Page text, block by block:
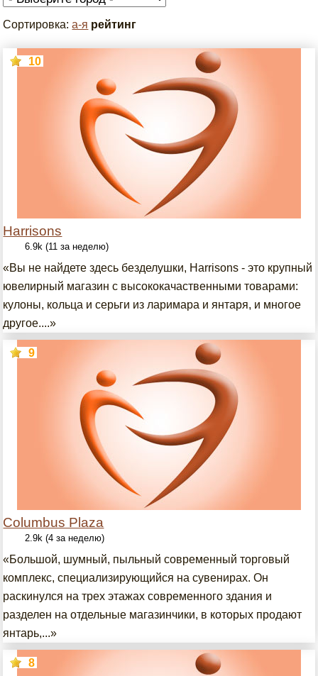
Сортировка:а-я рейтинг
Harrisons
10
6.9k (11 за неделю)
«Вы не найдете здесь безделушки, Harrisons - это крупный
ювелирный магазин с высококачаственными товарами:
кулоны, кольца и серьги из ларимара и янтаря, и многое
другое....»
Columbus Plaza
9
2.9k (4 за неделю)
«Большой, шумный, пыльный современный торговый
комплекс, специализирующийся на сувенирах. Он
раскинулся на трех этажах современного здания и
разделен на отдельные магазинчики, в которых продают
янтарь,...»
8